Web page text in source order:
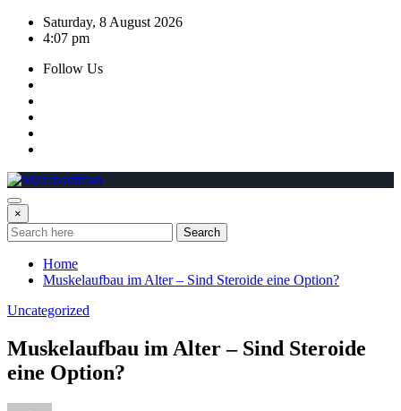
Skip
Saturday, 8 August 2026
4:07 pm
Follow Us
×
Search
Home
Muskelaufbau im Alter – Sind Steroide eine Option?
Uncategorized
Muskelaufbau im Alter – Sind Steroide
eine Option?